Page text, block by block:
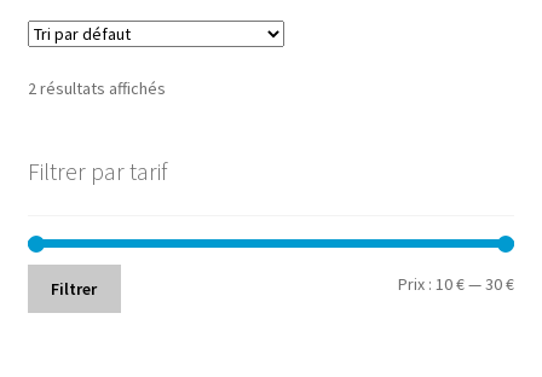
2 résultats affichés
Filtrer par tarif
Prix
Prix
Filtrer Prix :10 €—30 €